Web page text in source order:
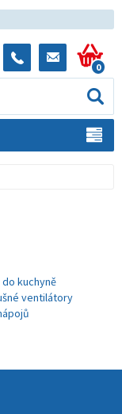
0
kuchyně
ventilátory